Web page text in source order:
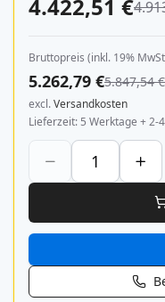
4.422,51 €
Bruttopreis (inkl. 19%
5.262,79 €5.847,54 €
excl.Versandkosten
Lieferzeit 5 Werktage + 2-